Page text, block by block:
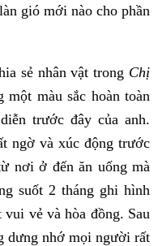
gió mới nào cho phần
sẻ nhân vật trong Chị
màu sắc hoàn toàn
trước đây của anh.
ngờ và xúc động trước
nơi ở đến ăn uống mà
suốt 2 tháng ghi hình
vẻ và hòa đồng. Sau
dưng nhớ mọi người rất